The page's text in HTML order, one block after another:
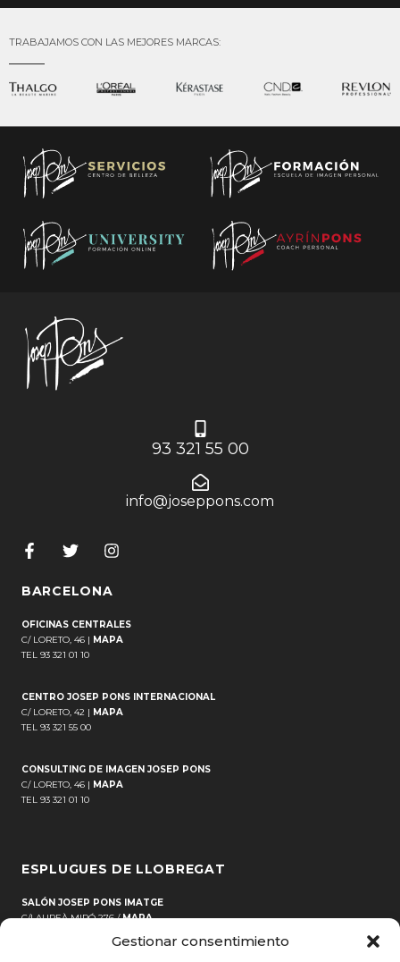
Gestionar consentimiento
TRABAJAMOS CON LAS MEJORES MARCAS:
93 321 55 00
info@joseppons.com
BARCELONA
OFICINAS CENTRALES
C/ LORETO, 46 | MAPA
TEL 93 321 01 10
CENTRO JOSEP PONS INTERNACIONAL
C/ LORETO, 42 | MAPA
TEL 93 321 55 00
CONSULTING DE IMAGEN JOSEP PONS
C/ LORETO, 46 | MAPA
TEL 93 321 01 10
ESPLUGUES DE LLOBREGAT
SALÓN JOSEP PONS IMATGE
C/LAUREÀ MIRÓ 276 /MAPA